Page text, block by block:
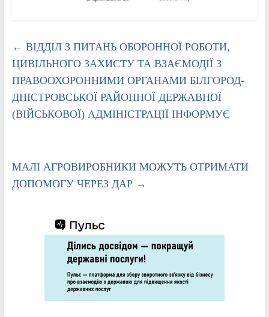
← ВІДДІЛ З ПИТАНЬ ОБОРОННОЇ РОБОТИ,
ЦИВІЛЬНОГО ЗАХИСТУ ТА ВЗАЄМОДІЇ З
ПРАВООХОРОННИМИ ОРГАНАМИ БІЛГОРОД-
ДНІСТРОВСЬКОЇ РАЙОННОЇ ДЕРЖАВНОЇ
(ВІЙСЬКОВОЇ) АДМІНІСТРАЦІЇ ІНФОРМУЄ
МАЛІ АГРОВИРОБНИКИ МОЖУТЬ ОТРИМАТИ
ДОПОМОГУ ЧЕРЕЗ ДАР →